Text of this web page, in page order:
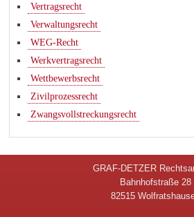
Vertragsrecht
Verwaltungsrecht
WEG-Recht
Werkvertragsrecht
Wettbewerbsrecht
Zivilprozessrecht
Zwangsvollstreckungsrecht
GRAF-DETZER
Bahnhofstraße 28
82515